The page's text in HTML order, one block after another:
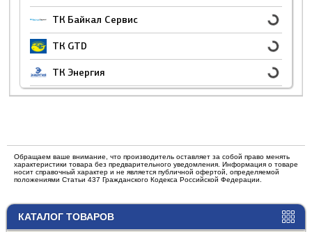
КАТАЛОГ ТОВАРОВ
ТК Байкал Сервис
ТК GTD
ТК Энергия
Обращаем ваше внимание, что производитель оставляет за собой право менять
характеристики товара без предварительного уведомления. Информация о товаре
носит справочный характер и не является публичной офертой, определяемой
положениями Статьи 437 Гражданского Кодекса Российской Федерации.